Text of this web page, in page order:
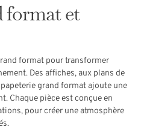
format et
format pour transformer
Des affiches, aux plans de
grand format ajoute une
Chaque pièce est conçue en
pour créer une atmosphère